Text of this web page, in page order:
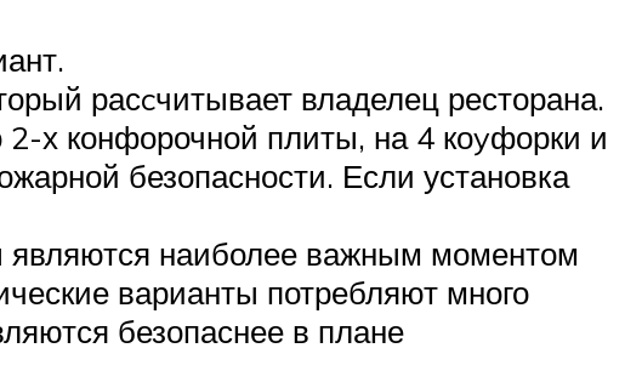
расcчитывает владелец ресторана.
х конфорочной плиты, на 4 коyфорки и
безопасности. Если установка
являются наиболее важным моментом
варианты потребляют много
безопаснее в плане